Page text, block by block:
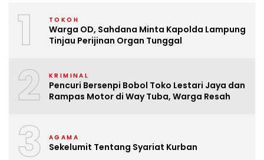
1 TOKOH
Warga OD, Sahdana Minta Kapolda Lampung
Tinjau Perijinan Organ Tunggal
2 KRIMINAL
Pencuri Bersenpi Bobol Toko Lestari Jaya dan
Rampas Motor di Way Tuba, Warga Resah
3 AGAMA
Sekelumit Tentang Syariat Kurban